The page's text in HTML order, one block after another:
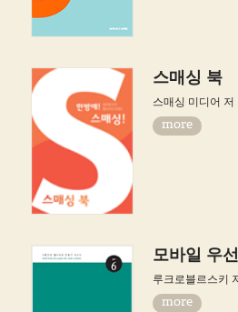
스매싱 북
스매싱 미디어 저
more
모바일 우
루크로블르스키
more